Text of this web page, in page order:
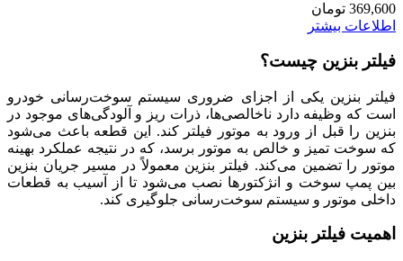
369,600 تومان
اطلاعات بیشتر
فیلتر بنزین چیست؟
فیلتر بنزین یکی از اجزای ضروری سیستم سوخت‌رسانی خودرو
است که وظیفه دارد ناخالصی‌ها، ذرات ریز و آلودگی‌های موجود در
بنزین را قبل از ورود به موتور فیلتر کند. این قطعه باعث می‌شود
که سوخت تمیز و خالص به موتور برسد، که در نتیجه عملکرد بهینه
موتور را تضمین می‌کند. فیلتر بنزین معمولاً در مسیر جریان بنزین
بین پمپ سوخت و انژکتورها نصب می‌شود تا از آسیب به قطعات
داخلی موتور و سیستم سوخت‌رسانی جلوگیری کند.
اهمیت فیلتر بنزین